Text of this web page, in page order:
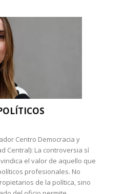
Centro Democracia y
Central): La controversia sí
el valor de aquello que
profesionales. No
de la política, sino